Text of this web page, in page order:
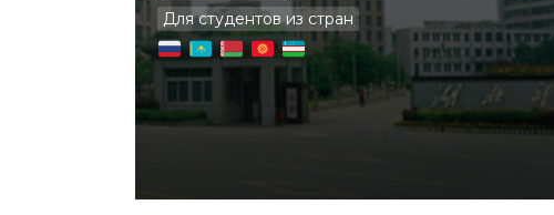
Для студентов из стран